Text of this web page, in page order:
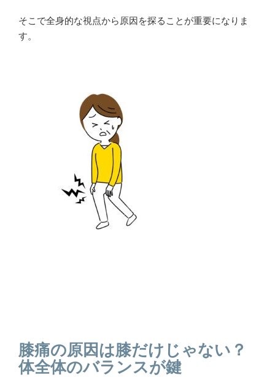
そこで全身的な視点から原因を探ることが重要になりま
す。
膝痛の原因は膝だけじゃない？
体全体のバランスが鍵